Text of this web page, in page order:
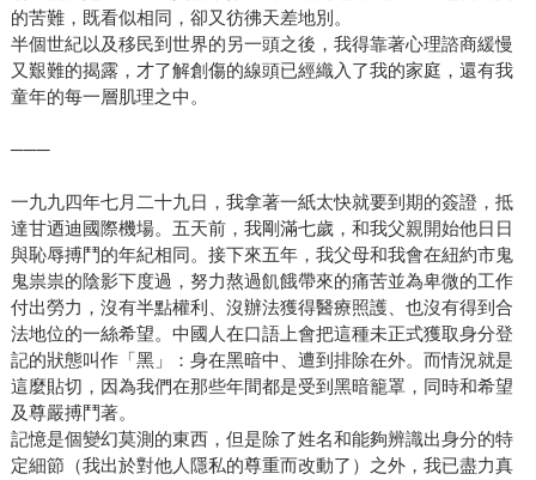
的苦難，既看似相同，卻又彷彿天差地別。
半個世紀以及移民到世界的另一頭之後，我得靠著心理諮商緩慢
又艱難的揭露，才了解創傷的線頭已經織入了我的家庭，還有我
童年的每一層肌理之中。
───
一九九四年七月二十九日，我拿著一紙太快就要到期的簽證，抵
達甘迺迪國際機場。五天前，我剛滿七歲，和我父親開始他日日
與恥辱搏鬥的年紀相同。接下來五年，我父母和我會在紐約市鬼
鬼祟祟的陰影下度過，努力熬過飢餓帶來的痛苦並為卑微的工作
付出勞力，沒有半點權利、沒辦法獲得醫療照護、也沒有得到合
法地位的一絲希望。中國人在口語上會把這種未正式獲取身分登
記的狀態叫作「黑」：身在黑暗中、遭到排除在外。而情況就是
這麼貼切，因為我們在那些年間都是受到黑暗籠罩，同時和希望
及尊嚴搏鬥著。
記憶是個變幻莫測的東西，但是除了姓名和能夠辨識出身分的特
定細節（我出於對他人隱私的尊重而改動了）之外，我已盡力真